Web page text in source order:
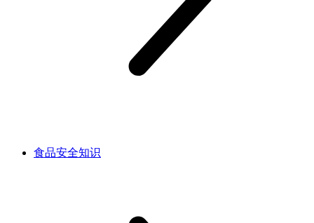
食品安全知识